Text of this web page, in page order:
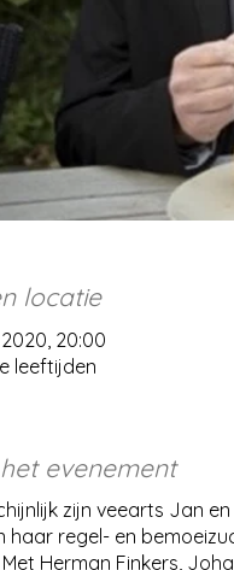
locatie
20:00
leeftijden
evenement
zijn veearts Jan
haar regel- en
Herman Finkers,